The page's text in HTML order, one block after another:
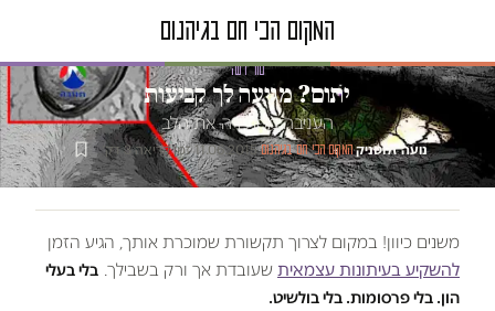
טור דעה
יתום? מגיעה לך קביעות
העניבה מסתירה את הלב
נועה זלוטניק·המקום הכי חם בגיהנום·
11.06.2015
·זמן קריאה 3 דק׳
משנים כיוון! במקום לצרוך תקשורת שמוכרת אותך, הגיע הזמן
להשקיע בעיתונות עצמאית שעובדת אך ורק בשבילך. בלי בעלי
הון. בלי פרסומות. בלי בולשיט.